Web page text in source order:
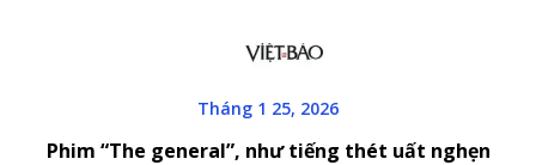
Tháng 1 25, 2026
Phim “The general”, như tiếng thét uất nghẹn